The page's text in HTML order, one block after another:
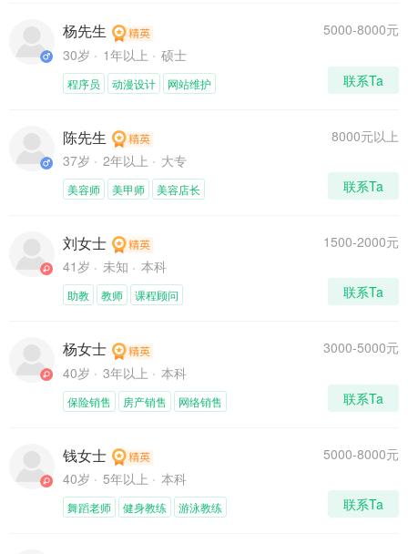
5000-8000元
杨先生
30岁 1年以上
硕士
联系Ta
程序员 动漫设计 网站维护
8000元以上
陈先生
37岁 2年以上
大专
联系Ta
美容师 美甲师 美容店长
1500-2000元
刘女士
41岁 未知
本科
联系Ta
助教 教师 课程顾问
3000-5000元
杨女士
40岁 3年以上
本科
联系Ta
保险销售 房产销售 网络销售
5000-8000元
钱女士
40岁 5年以上
本科
联系Ta
舞蹈老师 健身教练 游泳教练